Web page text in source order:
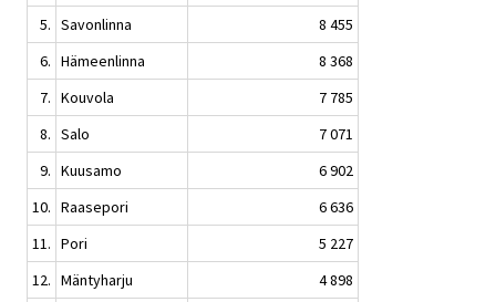
5. Savonlinna
8 455
6. Hämeenlinna
8 368
7. Kouvola
7 785
8. Salo
7 071
9. Kuusamo
6 902
10. Raasepori
6 636
11. Pori
5 227
12. Mäntyharju
4 898